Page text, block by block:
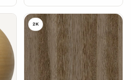
2K